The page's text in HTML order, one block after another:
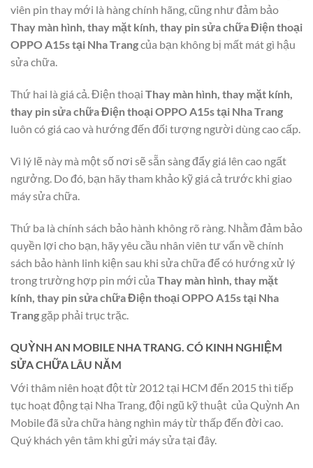
viên pin thay mới là hàng chính hãng, cũng như đảm bảo
Thay màn hình, thay mặt kính, thay pin sửa chữa Điện thoại
OPPO A15s tại Nha Trangcủa bạn không bị mất mát gì hậu
sửa chữa.
Thứ hai là giá cả. Điện thoại Thay màn hình, thay mặt kính,
thay pin sửa chữa Điện thoại OPPO A15s tại Nha Trang
luôn có giá cao và hướng đến đối tượng người dùng cao cấp.
Vì lý lẽ này mà một số nơi sẽ sẵn sàng đẩy giá lên cao ngất
ngưởng. Do đó, bạn hãy tham khảo kỹ giá cả trước khi giao
máy sửa chữa.
Thứ ba là chính sách bảo hành không rõ ràng. Nhằm đảm bảo
quyền lợi cho bạn, hãy yêu cầu nhân viên tư vấn về chính
sách bảo hành linh kiện sau khi sửa chữa để có hướng xử lý
trong trường hợp pin mới của Thay màn hình, thay mặt
kính, thay pin sửa chữa Điện thoại OPPO A15s tại Nha
Trang gặp phải trục trặc.
QUỲNH AN MOBILE NHA TRANG. CÓ KINH NGHIỆM
SỬA CHỮA LÂU NĂM
Với thâm niên hoạt đột từ 2012 tại HCM đến 2015 thì tiếp
tục hoạt động tại Nha Trang, đội ngũ kỹ thuật của Quỳnh An
Mobile đã sửa chữa hàng nghìn máy từ thấp đến đời cao.
Quý khách yên tâm khi gửi máy sửa tại đây.